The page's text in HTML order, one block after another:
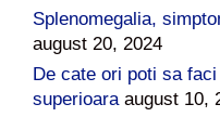
Splenomegalia,
august 20, 2024
De cate ori poti sa
superioara august 10,